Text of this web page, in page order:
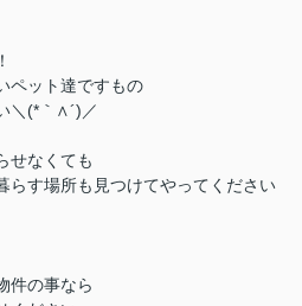
ペット達ですもの
＼(*｀∧´)／
せなくても
らす場所も見つけてやってください
件の事なら